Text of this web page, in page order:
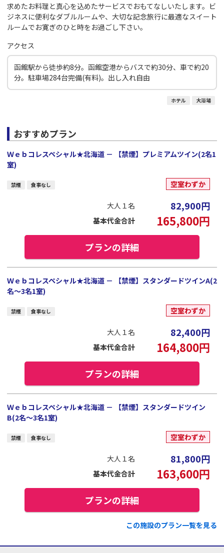
求めたお料理と真心を込めたサービスでおもてなしいたします。ビ
ジネスに便利なダブルルームや、大切な記念旅行に最適なスイート
ルームでお寛ぎのひと時をお過ごし下さい。
アクセス
函館駅から徒歩約8分。函館空港からバスで約30分、車で約20
分。駐車場284台完備(有料)。出し入れ自由
ホテル 大浴場
おすすめプラン
Ｗｅｂコレスペシャル★北海道 － 【禁煙】プレミアムツイン(2名1
室)
禁煙 食事なし 空室わずか
大人１名 82,900円
基本代金合計 165,800円
プランの詳細
Ｗｅｂコレスペシャル★北海道 － 【禁煙】スタンダードツインA(2
名～3名1室)
禁煙 食事なし 空室わずか
大人１名 82,400円
基本代金合計 164,800円
プランの詳細
Ｗｅｂコレスペシャル★北海道 － 【禁煙】スタンダードツイン
B(2名～3名1室)
禁煙 食事なし 空室わずか
大人１名 81,800円
基本代金合計 163,600円
プランの詳細
この施設のプラン一覧を見る